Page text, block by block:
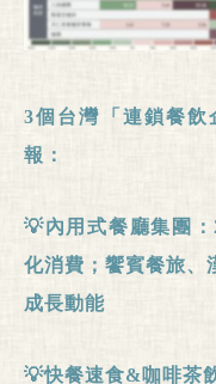
3個台灣「連鎖餐飲
報：
💡內用式餐廳集團：
化消費；饗賓餐旅、
成長動能
💡快餐速食&咖啡茶